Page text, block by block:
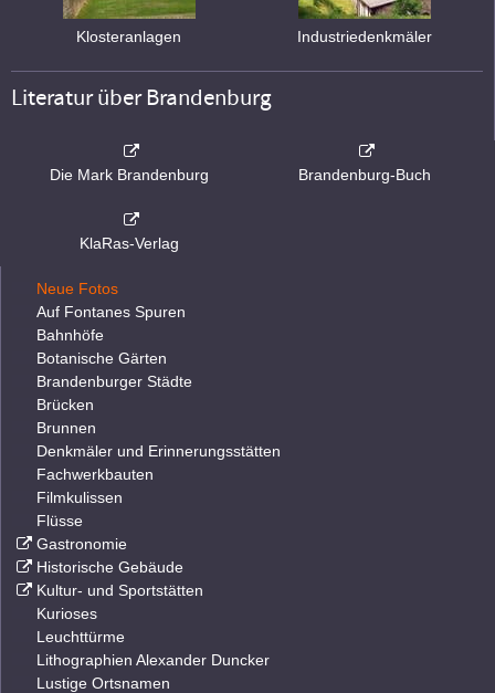
Klosteranlagen Industriedenkmäler
Literatur über Brandenburg
Die Mark Brandenburg Brandenburg-Buch
KlaRas-Verlag
Neue Fotos
Auf Fontanes Spuren
Bahnhöfe
Botanische Gärten
Brandenburger Städte
Brücken
Brunnen
Denkmäler und Erinnerungsstätten
Fachwerkbauten
Filmkulissen
Flüsse
Gastronomie
Historische Gebäude
Kultur- und Sportstätten
Kurioses
Leuchttürme
Lithographien Alexander Duncker
Lustige Ortsnamen